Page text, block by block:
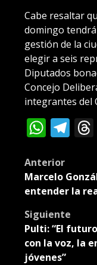
Cabe resaltar
domingo
gestión de la
elegir a seis
Diputados
Concejo
integrantes del
Post
Anterior
Marcelo
entender la
Siguiente
Pulti: “El
con la voz, la
jóvenes”